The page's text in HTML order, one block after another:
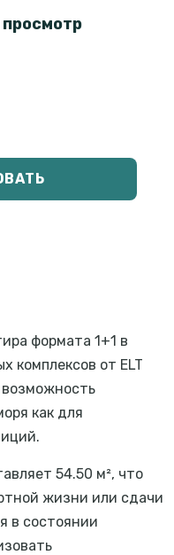
формата 1+1 в
комплексов от ELT
как для
54.50 м², что
жизни или сдачи
в состоянии